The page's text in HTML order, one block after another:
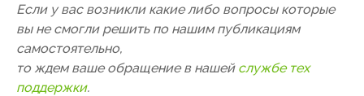
Если у вас возникли какие либо вопросы которые
вы не смогли решить по нашим публикациям
самостоятельно,
то ждем ваше обращение в нашей службе тех
поддержки.